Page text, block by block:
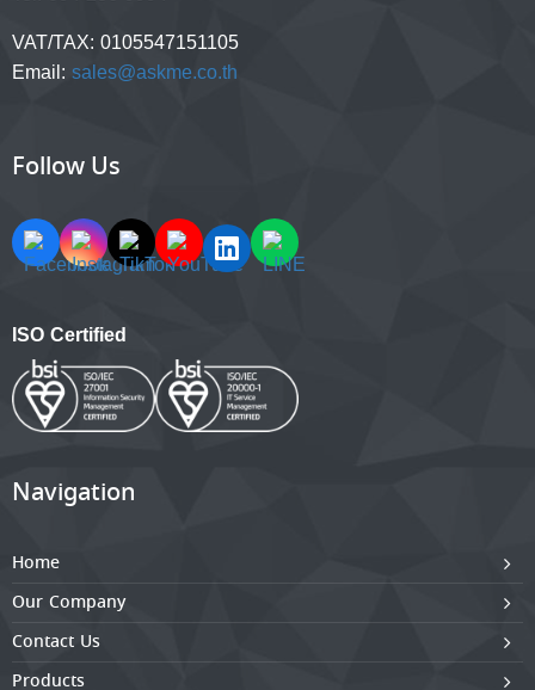
VAT/TAX: 0105547151105
Email: sales@askme.co.th
Follow Us
ISO Certified
Navigation
Home
Our Company
Contact Us
Products